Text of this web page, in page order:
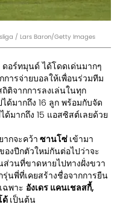
/ Lars Baron/Getty Images
อร์ทมุนด์ ได้โดดเด่นมากๆ
การจ่ายบอลให้เพื่อนร่วมทีม
ติจากการลงเล่นในทุก
ด้มากถึง 16 ลูก พร้อมกับจัด
มากถึง 15 แอสซิสต์เลยด้วย
ากจะคว้า ซานโซ่ เข้ามา
งปีกตัวใหม่กันต่อไปว่าจะ
ส่วนที่ขาดหายไปทางฝั่งขวา
รุ่นพี่ที่เคยสร้างชื่อจากการยืน
ฉพาะ อังเดร แคนเชลสกี้,
ด้ เป็นต้น